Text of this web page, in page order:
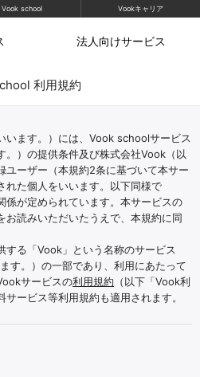
Vook school Vookキャリア
法人向けサービス
利用規約
います。）には、Vook schoolサービス
。）の提供条件及び株式会社Vook（以
ユーザー（本規約2条に基づいて本サー
れた個人をいいます。以下同様で
係が定められています。本サービスの
お読みいただいたうえで、本規約に同
する「Vook」という名称のサービス
す。）の一部であり、利用にあたって
サービスの利用規約 （以下「Vook利
ービス等利用規約も適用されます。